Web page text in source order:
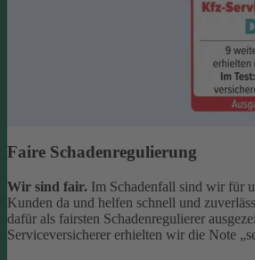
Faire Schadenregulierung
Wir sind fair. Im Schadenfall sind wir für
Kunden da und helfen schnell und
dafür als fairsten Schadenregulierer
Serviceversicherer erhielten wir die Note